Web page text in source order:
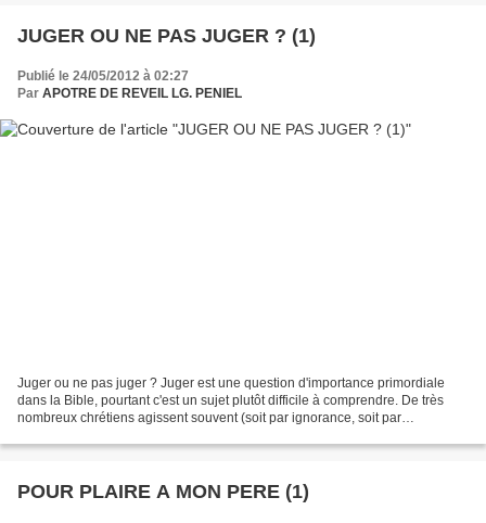
JUGER OU NE PAS JUGER ? (1)
Publié le 24/05/2012 à 02:27
Par APOTRE DE REVEIL LG. PENIEL
Juger ou ne pas juger ? Juger est une question d'importance primordiale
dans la Bible, pourtant c'est un sujet plutôt difficile à comprendre. De très
nombreux chrétiens agissent souvent (soit par ignorance, soit par
POUR PLAIRE A MON PERE (1)